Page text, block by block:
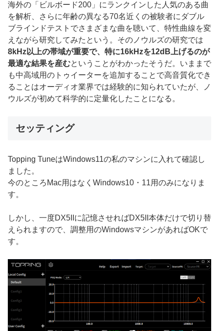
海外の「ビルボード200」にランクインした人気のある曲
を解析、さらに年齢の異なる70名近くの被験者にダブル
ブラインドテストでさまざまな曲を聴いて、特性曲線を変
えながら研究してみたという。そのノウルズの研究では
8kHz以上の帯域が重要で、特に16kHzを12dB上げるのが
最適な結果を産むということがわかったそうだ。いままで
も中高域用のトゥイーターを追加することで高音質化でき
ることはオーディオ業界では経験的に知られていたが、ノ
ウルズが初めて科学的に定量化したことになる。
セッティング
Topping TuneはWindows11の私のマシンに入れて確認し
ました。
今のところMac用はなくWindows10・11用のみになりま
す。
しかし、一度DX5IIに記憶させればDX5II本体だけで切り替
えられますので、調整用のWindowsマシンがあればOKで
す。